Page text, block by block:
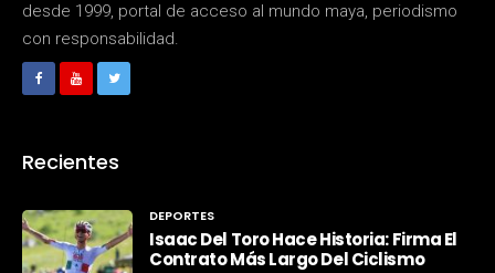
desde 1999, portal de acceso al mundo maya, periodismo
con responsabilidad.
Recientes
DEPORTES
Isaac Del Toro Hace Historia: Firma El
Contrato Más Largo Del Ciclismo